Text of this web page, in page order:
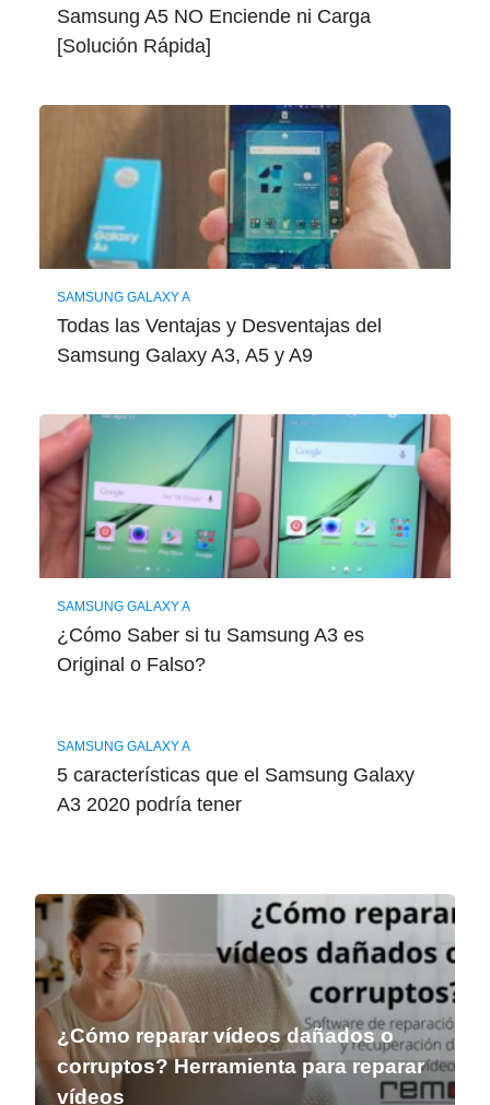
Samsung A5 NO Enciende ni Carga
[Solución Rápida]
SAMSUNG GALAXY A
Todas las Ventajas y Desventajas del
Samsung Galaxy A3, A5 y A9
SAMSUNG GALAXY A
¿Cómo Saber si tu Samsung A3 es
Original o Falso?
SAMSUNG GALAXY A
5 características que el Samsung Galaxy
A3 2020 podría tener
¿Cómo reparar vídeos dañados o
corruptos? Herramienta para reparar
vídeos